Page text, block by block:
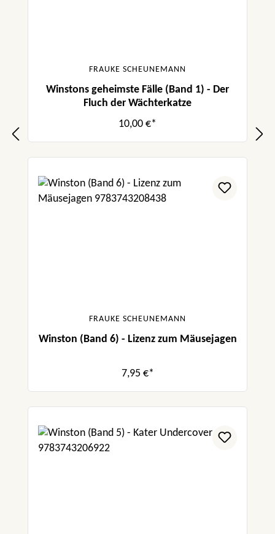
FRAUKE SCHEUNEMANN
Winstons geheimste Fälle (Band 1) - Der
Fluch der Wächterkatze
10,00 €*
FRAUKE SCHEUNEMANN
Winston (Band 6) - Lizenz zum Mäusejagen
7,95 €*